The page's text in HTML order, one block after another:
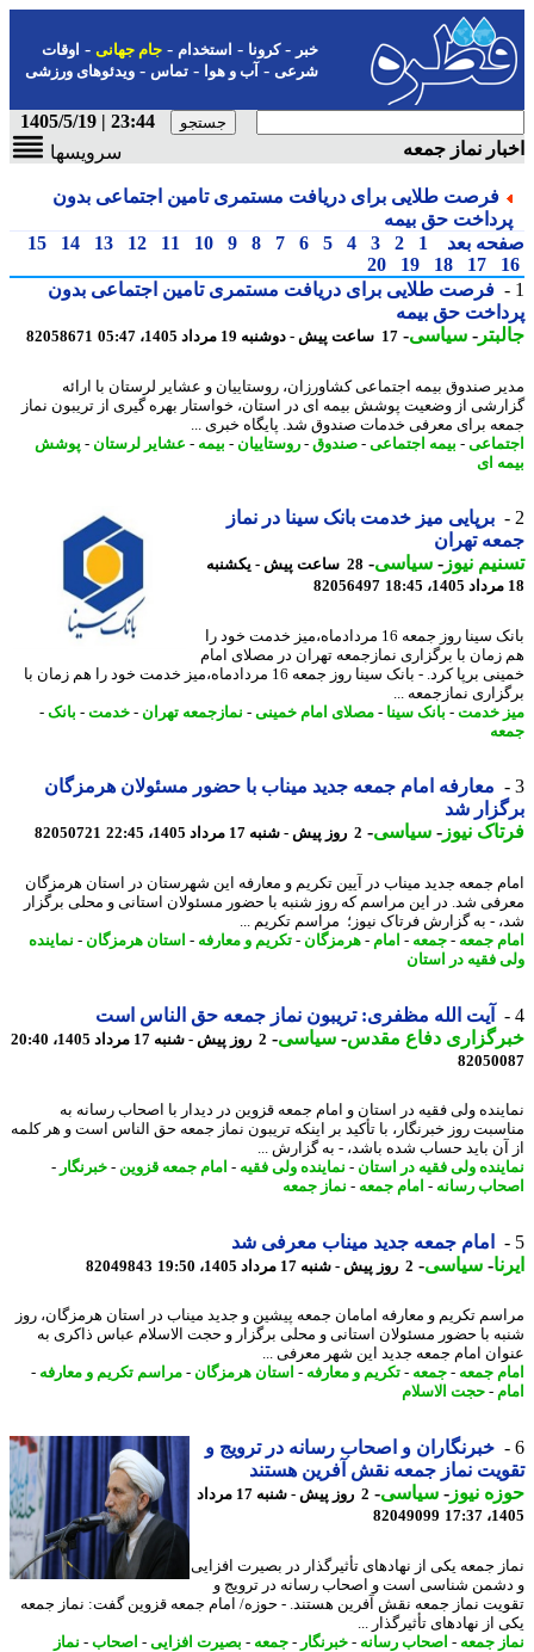
-کرونا-استخدام- جام جهانی-اوقات
شرعی-آب و هوا-تماس-ویدئوهای ورزشی
23:44 | 1405/5/19
نماز جمعه
سرویسها
فرصت طلایی برای دریافت مستمری تامین اجتماعی بدون
حق بیمه
بعد
1
2
3
4
5
6
7
8
9
10
11
12
13
14
15
17
18
19
20
فرصت طلایی برای دریافت مستمری تامین اجتماعی بدون
حق بیمه
-سیاسی-17 ساعت پیش - دوشنبه 19 مرداد 1405، 05:47 82058671
صندوق بیمه اجتماعی کشاورزان، روستاییان و عشایر لرستان با ارائه
از وضعیت پوشش بیمه ای در استان، خواستار بهره گیری از تریبون نماز
برای معرفی خدمات صندوق شد. پایگاه خبری ...
-بیمه اجتماعی-صندوق-روستاییان-بیمه -عشایر لرستان-پوشش
ای
برپایی میز خدمت بانک سینا در نماز
تهران
نیوز-سیاسی-
28 ساعت پیش - یکشنبه
82056497
بانک سینا روز جمعه 16 مردادماه،میز خدمت خود را
با برگزاری نمازجمعه تهران در مصلای امام
خمینی برپا کرد. - بانک سینا روز جمعه 16 مردادماه،میز خدمت خود را هم زمان با
نمازجمعه ...
خدمت-بانک سینا -مصلای امام خمینی-نمازجمعه تهران- خدمت-بانک -
معارفه امام جمعه جدید میناب با حضور مسئولان هرمزگان
شد
نیوز-سیاسی-2 روز پیش - شنبه 17 مرداد 1405، 22:45 82050721
جمعه جدید میناب در آیین تکریم و معارفه این شهرستان در استان هرمزگان
شد. در این مراسم که روز شنبه با حضور مسئولان استانی و محلی برگزار
- به گزارش فرتاک نیوز؛ مراسم تکریم ...
جمعه-جمعه-امام -هرمزگان -تکریم و معارفه- استان هرمزگان -نماینده
فقیه در استان
آیت الله مظفری: تریبون نماز جمعه حق الناس است
دفاع مقدس-سیاسی-2 روز پیش - شنبه 17 مرداد 1405، 20:40
ولی فقیه در استان و امام جمعه قزوین در دیدار با اصحاب رسانه به
روز خبرنگار، با تأکید بر اینکه تریبون نماز جمعه حق الناس است و هر کلمه
باید حساب شده باشد، - به گزارش ...
ولی فقیه در استان-نماینده ولی فقیه -امام جمعه قزوین -خبرنگار -
رسانه-امام جمعه-نماز جمعه
امام جمعه جدید میناب معرفی شد
-سیاسی-2 روز پیش - شنبه 17 مرداد 1405، 19:50 82049843
تکریم و معارفه امامان جمعه پیشین و جدید میناب در استان هرمزگان، روز
با حضور مسئولان استانی و محلی برگزار و حجت الاسلام عباس ذاکری به
امام جمعه جدید این شهر معرفی ...
جمعه-جمعه-تکریم و معارفه- استان هرمزگان -مراسم تکریم و معارفه-
-حجت الاسلام
خبرنگاران و اصحاب رسانه در ترویج و
نماز جمعه نقش آفرین هستند
نیوز-سیاسی-
2 روز پیش - شنبه 17 مرداد
82049099
جمعه یکی از نهادهای تأثیرگذار در بصیرت افزایی
شناسی است و اصحاب رسانه در ترویج و
نماز جمعه نقش آفرین هستند. - حوزه/ امام جمعه قزوین گفت: نماز جمعه
از نهادهای تأثیرگذار ...
جمعه-اصحاب رسانه-خبرنگار -جمعه-بصیرت افزایی- اصحاب-نماز